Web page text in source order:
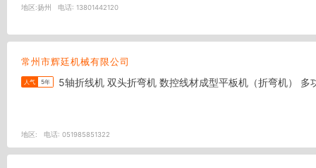
地区:扬州 电话: 13801442120
常州市辉廷机械有限公司
人气 5年
地区: 电话: 051985851322